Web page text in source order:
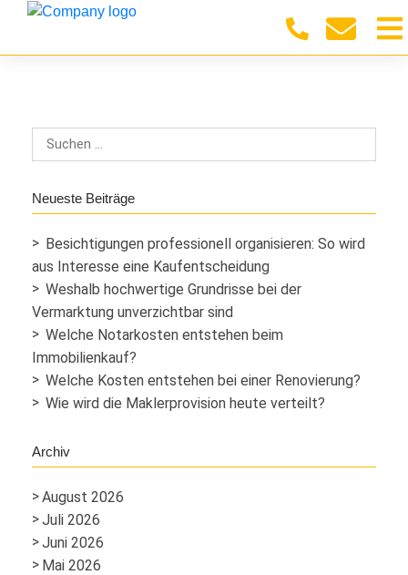
Neueste Beiträge
Besichtigungen professionell organisieren: So wird
aus Interesse eine Kaufentscheidung
Weshalb hochwertige Grundrisse bei der
Vermarktung unverzichtbar sind
Welche Notarkosten entstehen beim
Immobilienkauf?
Welche Kosten entstehen bei einer Renovierung?
Wie wird die Maklerprovision heute verteilt?
Archiv
August 2026
Juli 2026
Juni 2026
Mai 2026